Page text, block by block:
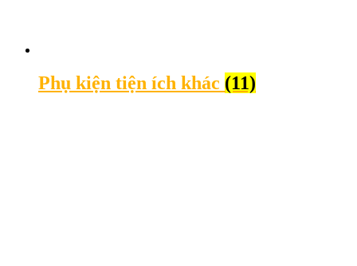
Phụ kiện tiện ích khác (11)